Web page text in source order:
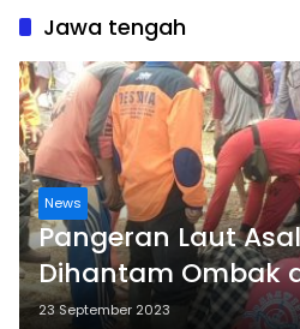
Jawa tengah
News
Pangeran Laut
Dihantam Ombak
Pangandaran, 1
23 September 2023